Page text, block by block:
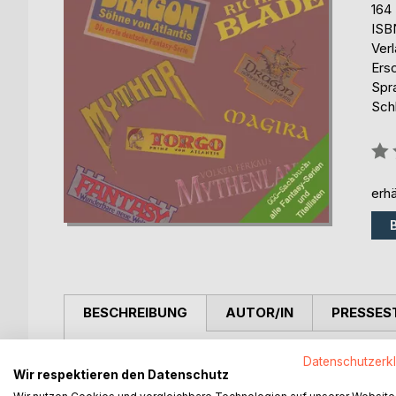
BESCHREIBUNG
Zwischen 1973 und 1986 - dem eher
Bereich erreicht hatte - erschienen dort mehr
AUTOR/IN
Wir respektieren den Datenschutz